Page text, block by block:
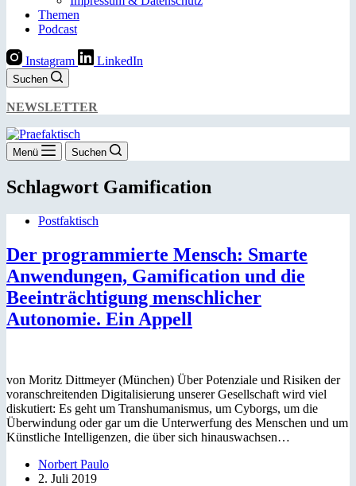
Themen
Podcast
Instagram LinkedIn
Suchen
NEWSLETTER
Menü Suchen
Schlagwort Gamification
Postfaktisch
Der programmierte Mensch: Smarte
Anwendungen, Gamification und die
Beeinträchtigung menschlicher
Autonomie. Ein Appell
von Moritz Dittmeyer (München) Über Potenziale und Risiken der
voranschreitenden Digitalisierung unserer Gesellschaft wird viel
diskutiert: Es geht um Transhumanismus, um Cyborgs, um die
Überwindung oder gar um die Unterwerfung des Menschen und um
Künstliche Intelligenzen, die über sich hinauswachsen…
Norbert Paulo
2. Juli 2019